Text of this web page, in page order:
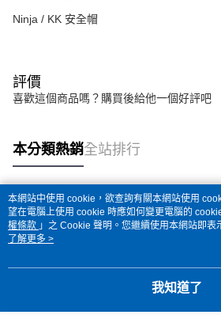
Ninja / KK 安全帽
評價
喜歡這個商品嗎？購買後給他一個好評吧
本分類熱銷全站排行
熱門標籤
本網站中使用 cookie，欲查詢有關本網站使用
望在電腦上使用 cookie 時應如何變更電腦的
權條款 」之 Cookie 聲明。您繼續使用本網站即表
用條款之 Cookie 聲明使用 cookie。
了解更多 >
我知道了